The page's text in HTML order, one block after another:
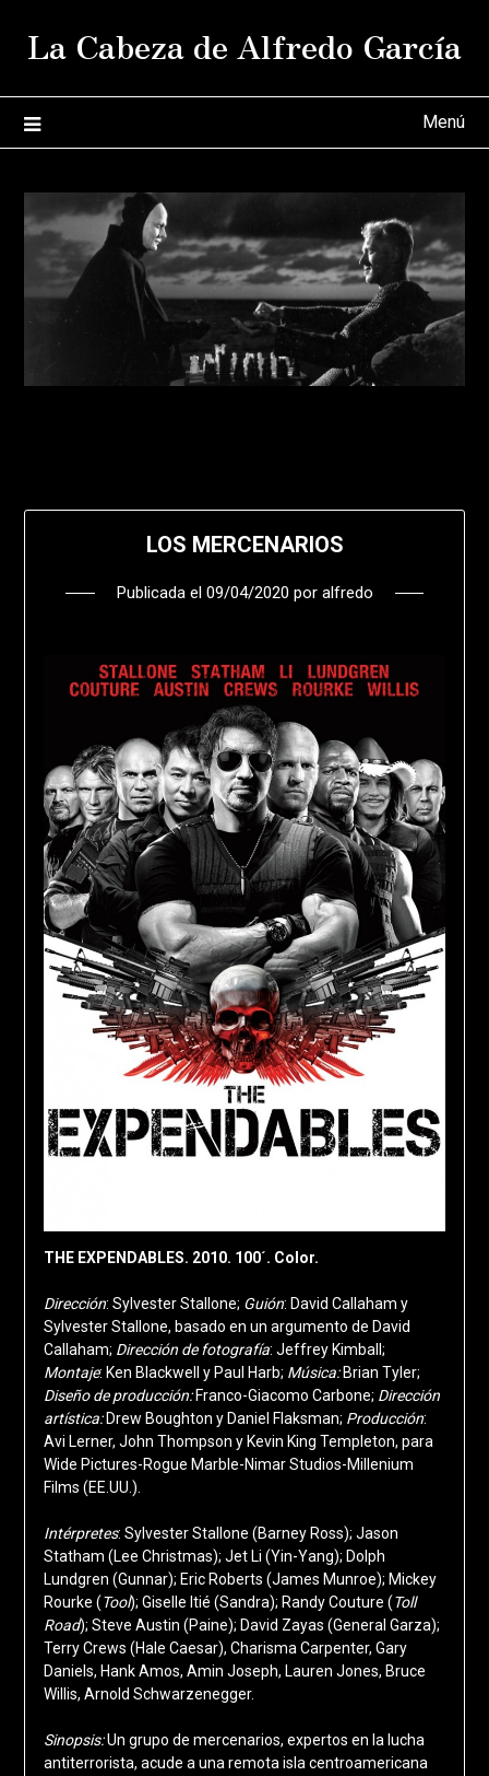
La Cabeza de Alfredo García
Menú
LOS MERCENARIOS
Publicada el 09/04/2020 por alfredo
THE EXPENDABLES. 2010. 100´. Color.
Dirección: Sylvester Stallone; Guión: David Callaham y
Sylvester Stallone, basado en un argumento de David
Callaham; Dirección de fotografía: Jeffrey Kimball;
Montaje: Ken Blackwell y Paul Harb; Música: Brian Tyler;
Diseño de producción: Franco-Giacomo Carbone; Dirección
artística: Drew Boughton y Daniel Flaksman; Producción:
Avi Lerner, John Thompson y Kevin King Templeton, para
Wide Pictures-Rogue Marble-Nimar Studios-Millenium
Films (EE.UU.).
Intérpretes: Sylvester Stallone (Barney Ross); Jason
Statham (Lee Christmas); Jet Li (Yin-Yang); Dolph
Lundgren (Gunnar); Eric Roberts (James Munroe); Mickey
Rourke (Tool); Giselle Itié (Sandra); Randy Couture (Toll
Road); Steve Austin (Paine); David Zayas (General Garza);
Terry Crews (Hale Caesar), Charisma Carpenter, Gary
Daniels, Hank Amos, Amin Joseph, Lauren Jones, Bruce
Willis, Arnold Schwarzenegger.
Sinopsis:Un grupo de mercenarios, expertos en la lucha
antiterrorista, acude a una remota isla centroamericana